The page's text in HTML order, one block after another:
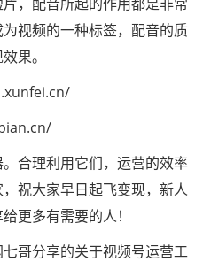
视频的一种标签，配音的质
果。
合理利用它们，运营的效率
祝大家早日起飞变现，新人
更多有需要的人！
哥分享的关于视频号运营工